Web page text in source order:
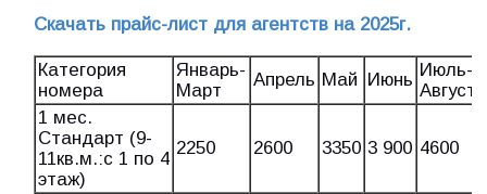
Скачать прайс-лист для агентств на 2025г.
Категория
номера
Январь-
Март
Апрель Май Июнь Июль-
Август
1 мес.
Стандарт (9-
11кв.м.:с 1 по 4
этаж)
2250 2600 3350 3 900 4600